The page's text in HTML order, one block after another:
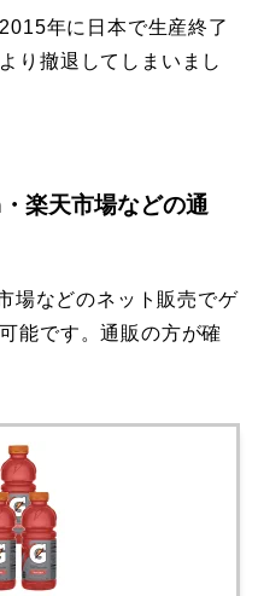
年に日本で生産終了
り撤退してしまいまし
楽天市場などの通
場などのネット販売でゲ
能です。通販の方が確